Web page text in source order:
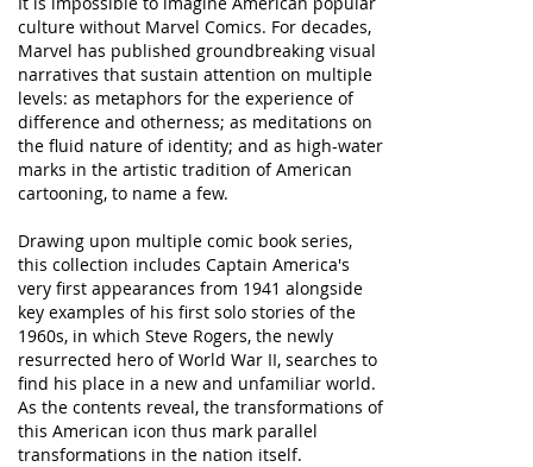
culture without Marvel Comics. For decades,
Marvel has published groundbreaking visual
narratives that sustain attention on multiple
levels: as metaphors for the experience of
difference and otherness; as meditations on
the fluid nature of identity; and as high-water
marks in the artistic tradition of American
cartooning, to name a few.
Drawing upon multiple comic book series,
this collection includes Captain America's
very first appearances from 1941 alongside
key examples of his first solo stories of the
1960s, in which Steve Rogers, the newly
resurrected hero of World War II, searches to
find his place in a new and unfamiliar world.
As the contents reveal, the transformations of
this American icon thus mark parallel
transformations in the nation itself.